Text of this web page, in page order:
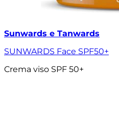
Sunwards e Tanwards
SUNWARDS Face SPF50+
Crema viso SPF 50+